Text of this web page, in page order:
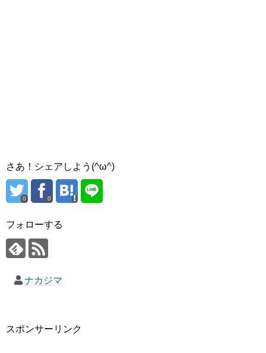
さあ！シェアしよう(^ω^)
0 0
フォローする
ナカジマ
スポンサーリンク